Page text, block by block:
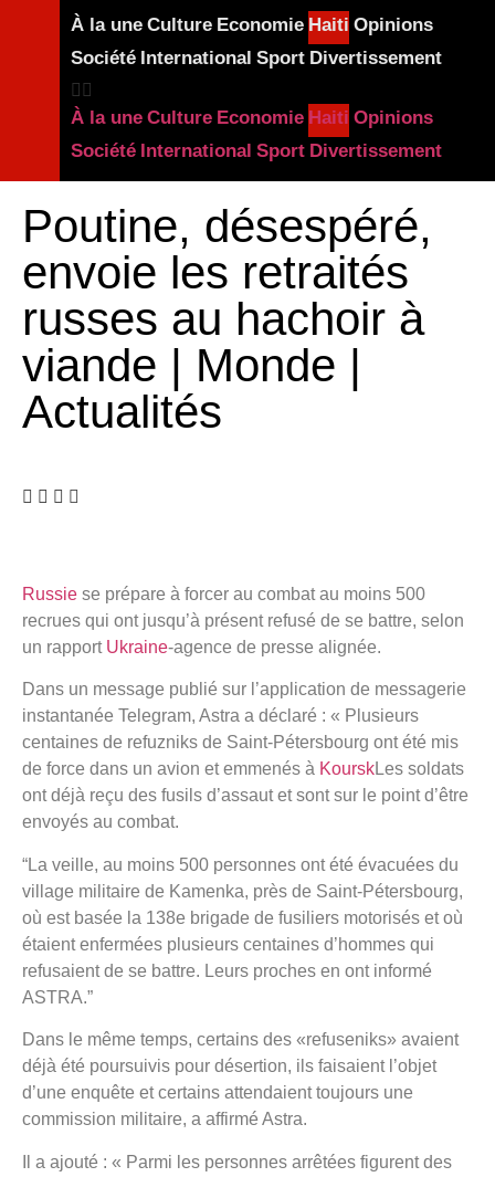
À la une Culture Economie Haiti Opinions
Société International Sport Divertissement
À la une Culture Economie Haiti Opinions
Société International Sport Divertissement
Poutine, désespéré,
envoie les retraités
russes au hachoir à
viande | Monde |
Actualités
Russie se prépare à forcer au combat au moins 500
recrues qui ont jusqu’à présent refusé de se battre, selon
un rapport Ukraine-agence de presse alignée.
Dans un message publié sur l’application de messagerie
instantanée Telegram, Astra a déclaré : « Plusieurs
centaines de refuzniks de Saint-Pétersbourg ont été mis
de force dans un avion et emmenés à KourskLes soldats
ont déjà reçu des fusils d’assaut et sont sur le point d’être
envoyés au combat.
“La veille, au moins 500 personnes ont été évacuées du
village militaire de Kamenka, près de Saint-Pétersbourg,
où est basée la 138e brigade de fusiliers motorisés et où
étaient enfermées plusieurs centaines d’hommes qui
refusaient de se battre. Leurs proches en ont informé
ASTRA.”
Dans le même temps, certains des «refuseniks» avaient
déjà été poursuivis pour désertion, ils faisaient l’objet
d’une enquête et certains attendaient toujours une
commission militaire, a affirmé Astra.
Il a ajouté : « Parmi les personnes arrêtées figurent des